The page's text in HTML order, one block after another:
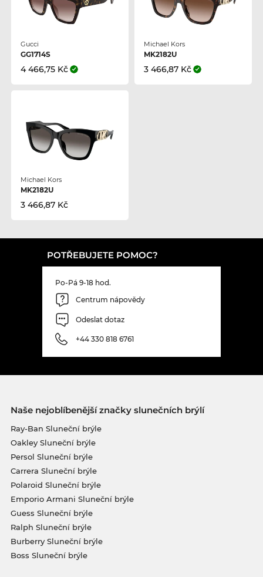
Gucci
GG1714S
4 466,75 Kč
Michael Kors
MK2182U
3 466,87 Kč
Michael Kors
MK2182U
3 466,87 Kč
POTŘEBUJETE POMOC?
Po-Pá 9-18 hod.
Centrum nápovědy
Odeslat dotaz
+44 330 818 6761
Naše nejoblíbenější značky slunečních brýlí
Ray-Ban Sluneční brýle
Oakley Sluneční brýle
Persol Sluneční brýle
Carrera Sluneční brýle
Polaroid Sluneční brýle
Emporio Armani Sluneční brýle
Guess Sluneční brýle
Ralph Sluneční brýle
Burberry Sluneční brýle
Boss Sluneční brýle